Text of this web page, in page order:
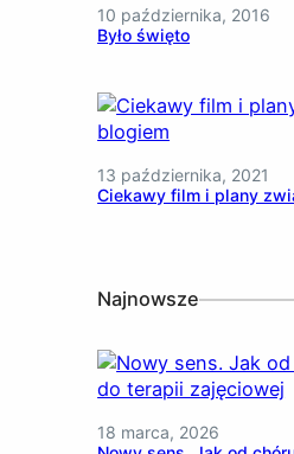
10 października, 2016
Było święto
13 października, 2021
Ciekawy film i plany
Najnowsze
18 marca, 2026